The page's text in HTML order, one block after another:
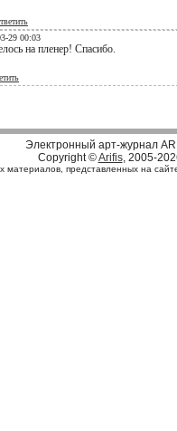
29 00:03
на пленер! Спасибо.
Электронный арт-журнал
Copyright ©Arifis, 2005-
материалов, представленных на